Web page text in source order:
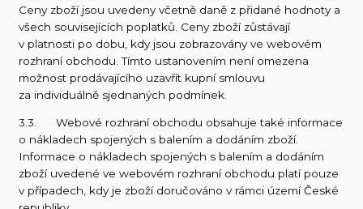
Ceny zboží jsou uvedeny včetně daně z přidané hodnoty a
všech souvisejících poplatků. Ceny zboží zůstávají
v platnosti po dobu, kdy jsou zobrazovány ve webovém
rozhraní obchodu. Tímto ustanovením není omezena
možnost prodávajícího uzavřít kupní smlouvu
za individuálně sjednaných podmínek.
3.3. Webové rozhraní obchodu obsahuje také informace
o nákladech spojených s balením a dodáním zboží.
Informace o nákladech spojených s balením a dodáním
zboží uvedené ve webovém rozhraní obchodu platí pouze
v případech, kdy je zboží doručováno v rámci území České